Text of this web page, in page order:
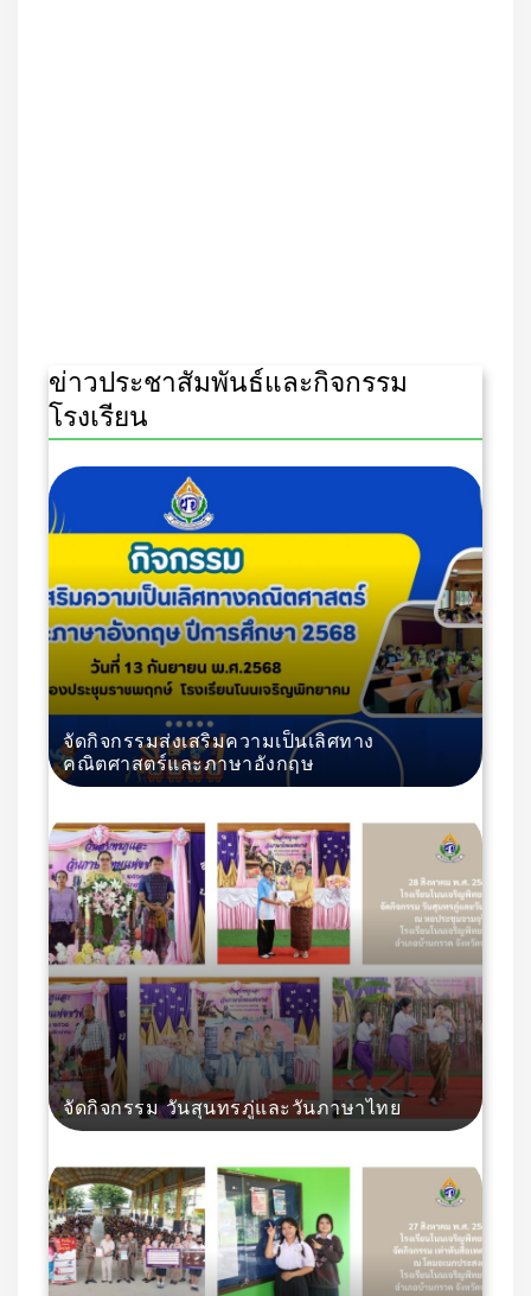
ข่าวประชาสัมพันธ์และกิจกรรม
โรงเรียน
จัดกิจกรรมส่งเสริมความเป็นเลิศทาง
คณิตศาสตร์และภาษาอังกฤษ
จัดกิจกรรม วันสุนทรภู่และวันภาษาไทย